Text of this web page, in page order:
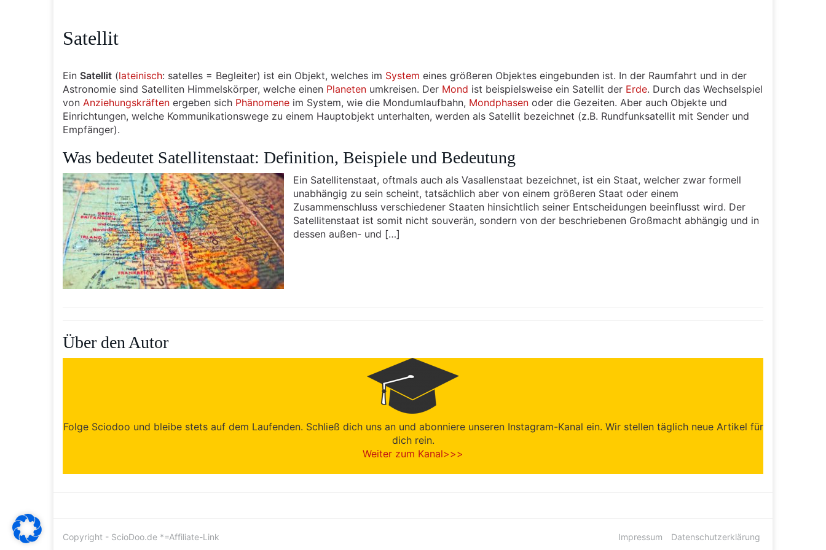
Satellit
Ein Satellit (lateinisch: satelles = Begleiter) ist ein Objekt, welches im System eines größeren Objektes eingebunden ist. In der Raumfahrt und in der
Astronomie sind Satelliten Himmelskörper, welche einen Planeten umkreisen. Der Mond ist beispielsweise ein Satellit der Erde. Durch das Wechselspiel
von Anziehungskräften ergeben sich Phänomene im System, wie die Mondumlaufbahn, Mondphasen oder die Gezeiten. Aber auch Objekte und
Einrichtungen, welche Kommunikationswege zu einem Hauptobjekt unterhalten, werden als Satellit bezeichnet (z.B. Rundfunksatellit mit Sender und
Empfänger).
Was bedeutet Satellitenstaat: Definition, Beispiele und Bedeutung
Ein Satellitenstaat, oftmals auch als Vasallenstaat bezeichnet, ist ein Staat, welcher zwar formell
unabhängig zu sein scheint, tatsächlich aber von einem größeren Staat oder einem
Zusammenschluss verschiedener Staaten hinsichtlich seiner Entscheidungen beeinflusst wird. Der
Satellitenstaat ist somit nicht souverän, sondern von der beschriebenen Großmacht abhängig und in
dessen außen- und […]
Über den Autor
Folge Sciodoo und bleibe stets auf dem Laufenden. Schließ dich uns an und abonniere unseren Instagram-Kanal ein. Wir stellen täglich neue Artikel für
dich rein.
Weiter zum Kanal>>>
Copyright - ScioDoo.de *=Affiliate-Link Impressum Datenschutzerklärung